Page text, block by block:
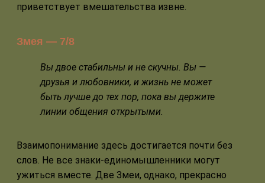
приветствует вмешательства извне.
Змея — 7/8
Вы двое стабильны и не скучны. Вы —
друзья и любовники, и жизнь не может
быть лучше до тех пор, пока вы держите
линии общения открытыми.
Взаимопонимание здесь достигается почти без
слов. Не все знаки-единомышленники могут
ужиться вместе. Две Змеи, однако, прекрасно